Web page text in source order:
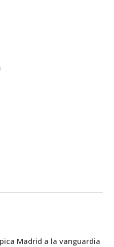
Madrid a la vanguardia